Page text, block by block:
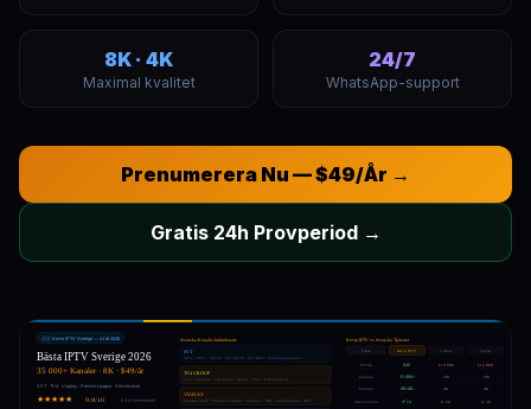
8K · 4K
Maximal kvalitet
24/7
WhatsApp-support
Prenumerera Nu — $49/År →
Gratis 24h Provperiod →